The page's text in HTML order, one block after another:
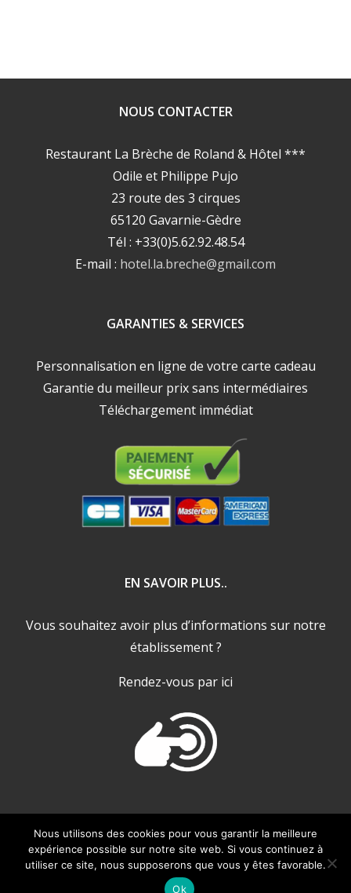
NOUS CONTACTER
Restaurant La Brèche de Roland & Hôtel ***
Odile et Philippe Pujo
23 route des 3 cirques
65120 Gavarnie-Gèdre
Tél : +33(0)5.62.92.48.54
E-mail : hotel.la.breche@gmail.com
GARANTIES & SERVICES
Personnalisation en ligne de votre carte cadeau
Garantie du meilleur prix sans intermédiaires
Téléchargement immédiat
EN SAVOIR PLUS..
Vous souhaitez avoir plus d’informations sur notre
établissement ?
Rendez-vous par ici
Copyright 2024 |La Brèche de Roland ***by ZazpiCom| Tous
Mentions légales / CGV
Nous utilisons des cookies pour vous garantir la meilleure
expérience possible sur notre site web. Si vous continuez à
utiliser ce site, nous supposerons que vous y êtes favorable.
Ok